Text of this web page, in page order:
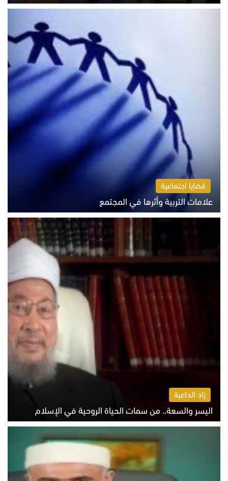
الثلاثاء 4 أغسطس 2026 01:04 م
قضايا اجتماعية
علامات التربية وأثرها في المجتمع
الثلاثاء 4 أغسطس 2026 12:50 م
زاد الداعية
اليسر والسعة.. من سمات الحياة الروحية في الإسلام
الثلاثاء 4 أغسطس 2026 12:56 م